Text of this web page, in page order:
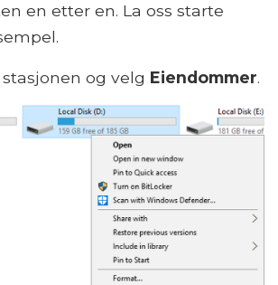
en etter en. La oss starte
og velg Eiendommer.